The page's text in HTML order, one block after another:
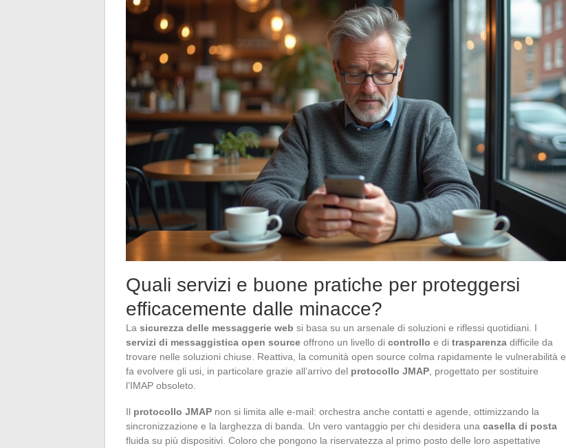
Quali servizi e buone pratiche per proteggersi
efficacemente dalle minacce?
La sicurezza delle messaggerie web si basa su un arsenale di soluzioni e riflessi quotidiani. I
servizi di messaggistica open source offrono un livello di controllo e di trasparenza difficile da
trovare nelle soluzioni chiuse. Reattiva, la comunità open source colma rapidamente le vulnerabilità e
fa evolvere gli usi, in particolare grazie all’arrivo del protocollo JMAP , progettato per sostituire
l’IMAP obsoleto.
Il protocollo JMAP non si limita alle e-mail: orchestra anche contatti e agende, ottimizzando la
sincronizzazione e la larghezza di banda. Un vero vantaggio per chi desidera una casella di posta
fluida su più dispositivi. Coloro che pongono la riservatezza al primo posto delle loro aspettative